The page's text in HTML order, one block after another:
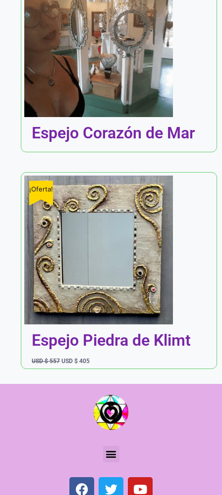
Espejo Corazón de Mar
¡Oferta!
Espejo Piedra de Klimt
USD $557 USD $ 405